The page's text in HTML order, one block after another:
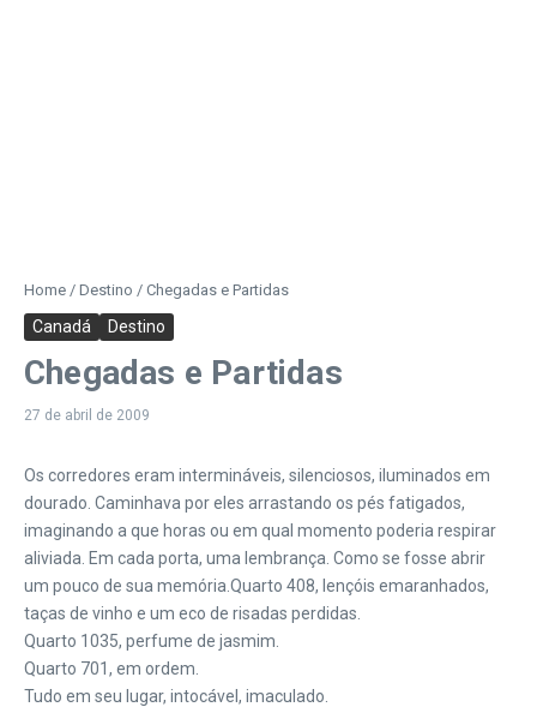
Home / Destino / Chegadas e Partidas
Canadá Destino
Chegadas e Partidas
27 de abril de 2009
Os corredores eram intermináveis, silenciosos, iluminados em
dourado. Caminhava por eles arrastando os pés fatigados,
imaginando a que horas ou em qual momento poderia respirar
aliviada. Em cada porta, uma lembrança. Como se fosse abrir
um pouco de sua memória. Quarto 408, lençóis emaranhados,
taças de vinho e um eco de risadas perdidas.
Quarto 1035, perfume de jasmim.
Quarto 701, em ordem.
Tudo em seu lugar, intocável, imaculado.